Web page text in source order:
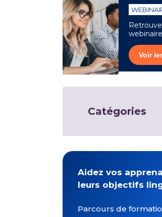
Voir
Catégories
Aidez vos
leurs objectifs
Parcours de